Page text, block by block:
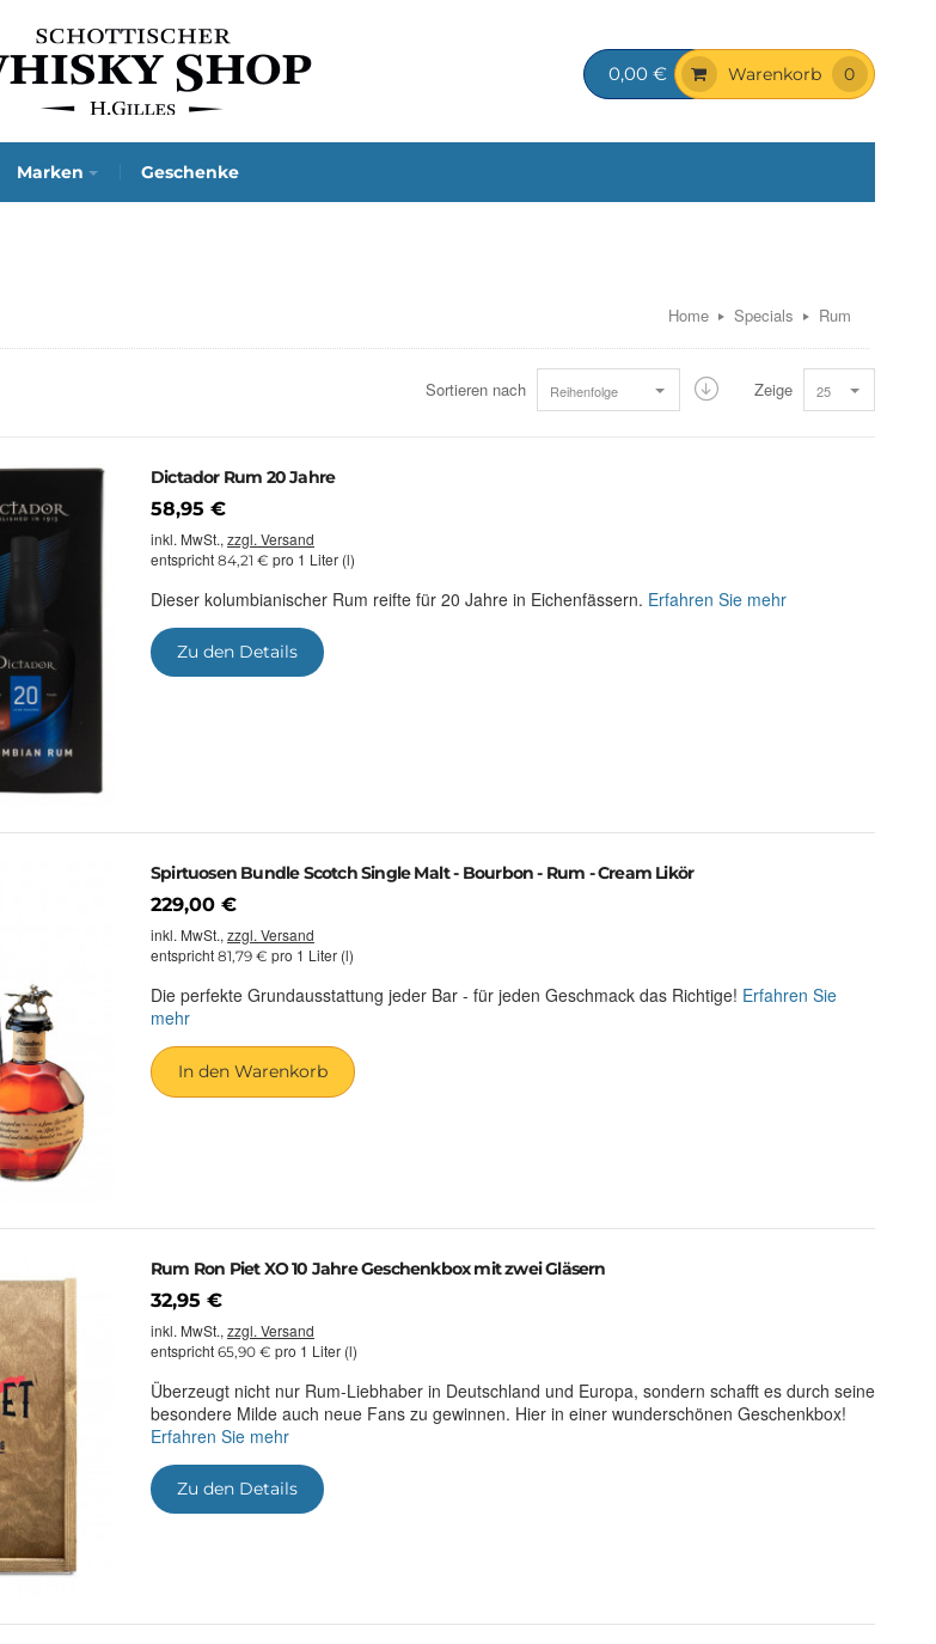
0,00 € Warenkorb 0
Marken Geschenke
Home Specials Rum
Zeige 25
Sortieren nach Reihenfolge
Dictador Rum 20 Jahre
58,95 €
inkl. MwSt., zzgl. Versand
entspricht 84,21 € pro 1 Liter (l)
Dieser kolumbianischer Rum reifte für 20 Jahre in Eichenfässern. Erfahren Sie mehr
Zu den Details
Spirtuosen Bundle Scotch Single Malt - Bourbon - Rum - Cream Likör
229,00 €
inkl. MwSt., zzgl. Versand
entspricht 81,79 € pro 1 Liter (l)
Die perfekte Grundausstattung jeder Bar - für jeden Geschmack das Richtige! Erfahren Sie
mehr
In den Warenkorb
Rum Ron Piet XO 10 Jahre Geschenkbox mit zwei Gläsern
32,95 €
inkl. MwSt., zzgl. Versand
entspricht 65,90 € pro 1 Liter (l)
Überzeugt nicht nur Rum-Liebhaber in Deutschland und Europa, sondern schafft es durch seine
besondere Milde auch neue Fans zu gewinnen. Hier in einer wunderschönen Geschenkbox!
Erfahren Sie mehr
Zu den Details